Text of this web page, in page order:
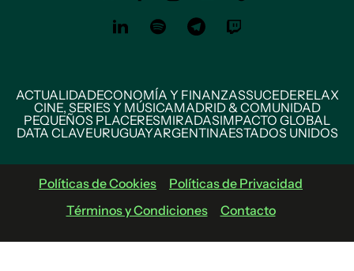
ACTUALIDADECONOMÍA Y FINANZASSUCEDERELAX
CINE, SERIES Y MÚSICAMADRID & COMUNIDAD
PEQUEÑOS PLACERESMIRADASIMPACTO GLOBAL
DATA CLAVEURUGUAYARGENTINAESTADOS UNIDOS
Políticas de Cookies
Políticas de Privacidad
Términos y Condiciones
Contacto